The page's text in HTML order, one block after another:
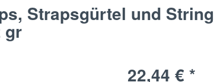
Strapsgürtel und String
gr
22,44 € *